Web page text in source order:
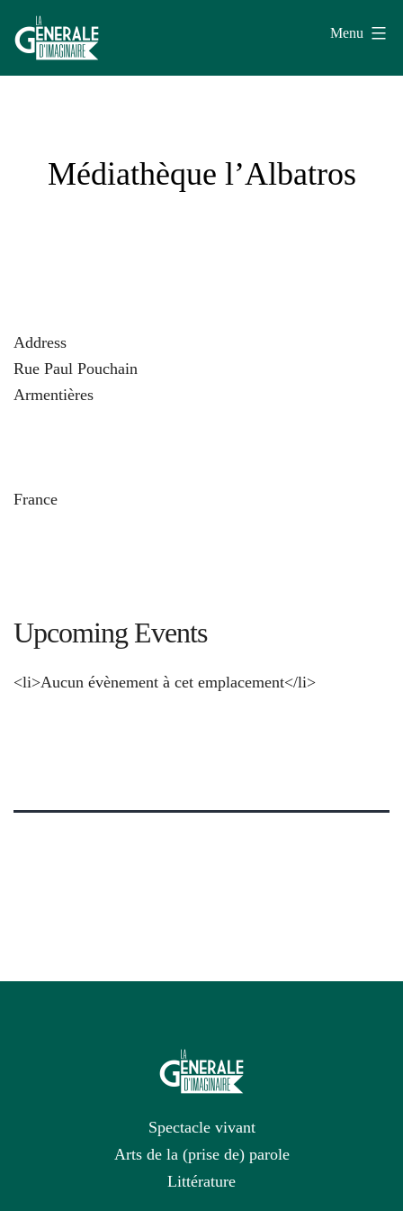
au
contenu
Menu
Médiathèque l’Albatros
Address
Rue Paul Pouchain
Armentières
France
Upcoming Events
<li>Aucun évènement à cet emplacement</li>
Spectacle vivant
Arts de la (prise de) parole
Littérature